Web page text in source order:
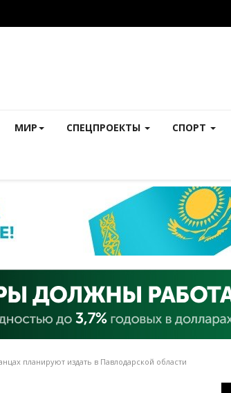
МИР СПЕЦПРОЕКТЫ СПОРТ
планируют издать в Павлодарской области